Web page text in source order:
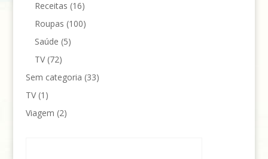
Receitas (16)
Roupas (100)
Saúde (5)
TV(72)
Sem categoria (33)
TV(1)
Viagem (2)